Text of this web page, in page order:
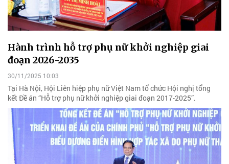
Hành trình hỗ trợ phụ nữ khởi nghiệp giai
đoạn 2026-2035
30/11/2025 10:03
Tại Hà Nội, Hội Liên hiệp phụ nữ Việt Nam tổ chức Hội nghị tổng
kết Đề án “Hỗ trợ phụ nữ khởi nghiệp giai đoạn 2017-2025”.